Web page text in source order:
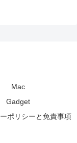
Mac
Gadget
ポリシーと免責事項